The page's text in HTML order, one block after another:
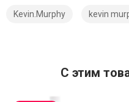
Kevin.Murphy kevin
C этим